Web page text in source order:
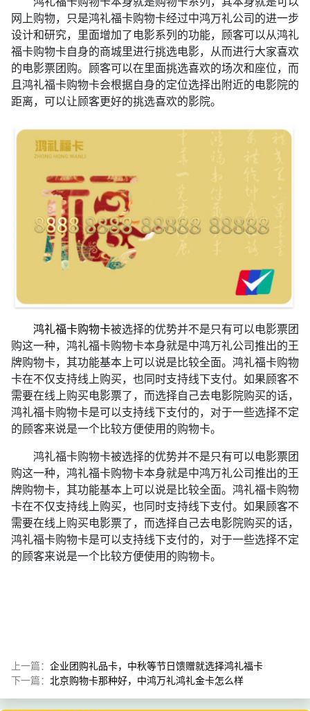
网上购物，只是鸿礼福卡购物卡经过中鸿万礼公司的进一步
设计和研究，里面增加了电影系列的功能，顾客可以从鸿礼
福卡购物卡自身的商城里进行挑选电影，从而进行大家喜欢
的电影票团购。顾客可以在里面挑选喜欢的场次和座位，而
且鸿礼福卡购物卡会根据自身的定位选择出附近的电影院的
距离，可以让顾客更好的挑选喜欢的影院。
鸿礼福卡购物卡被选择的优势并不是只有可以电影票团
购这一种，鸿礼福卡购物卡本身就是中鸿万礼公司推出的王
牌购物卡，其功能基本上可以说是比较全面。鸿礼福卡购物
卡在不仅支持线上购买，也同时支持线下支付。如果顾客不
需要在线上购买电影票了，而选择自己去电影院购买的话，
鸿礼福卡购物卡是可以支持线下支付的，对于一些选择不定
的顾客来说是一个比较方便使用的购物卡。
鸿礼福卡购物卡被选择的优势并不是只有可以电影票团
购这一种，鸿礼福卡购物卡本身就是中鸿万礼公司推出的王
牌购物卡，其功能基本上可以说是比较全面。鸿礼福卡购物
卡在不仅支持线上购买，也同时支持线下支付。如果顾客不
需要在线上购买电影票了，而选择自己去电影院购买的话，
鸿礼福卡购物卡是可以支持线下支付的，对于一些选择不定
的顾客来说是一个比较方便使用的购物卡。
上一篇： 企业团购礼品卡，中秋等节日馈赠就选择鸿礼福卡
下一篇： 北京购物卡那种好，中鸿万礼鸿礼金卡怎么样